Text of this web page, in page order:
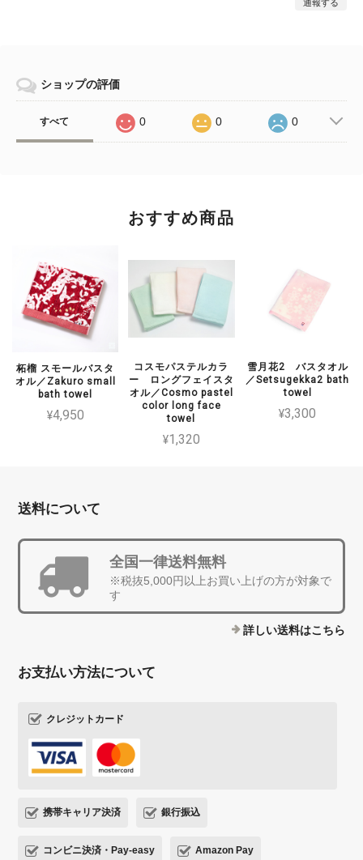
通報する
ショップの評価
すべて 0 0 0
おすすめ商品
柘榴 スモールバスタ
オル／Zakuro small
bath towel
¥4,950
コスモパステルカラ
ー ロングフェイスタ
オル／Cosmo pastel
color long face
towel
¥1,320
雪月花2 バスタオル
／Setsugekka2 bath
towel
¥3,300
送料について
全国一律送料無料
※税抜5,000円以上お買い上げの方が対象で
す
詳しい送料はこちら
お支払い方法について
クレジットカード
携帯キャリア決済 銀行振込
コンビニ決済・Pay-easy Amazon Pay